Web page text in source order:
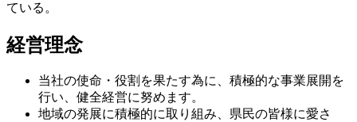
ている。
経営理念
当社の使命・役割を果たす為に、積極的な事業展開を
行い、健全経営に努めます。
地域の発展に積極的に取り組み、県民の皆様に愛さ